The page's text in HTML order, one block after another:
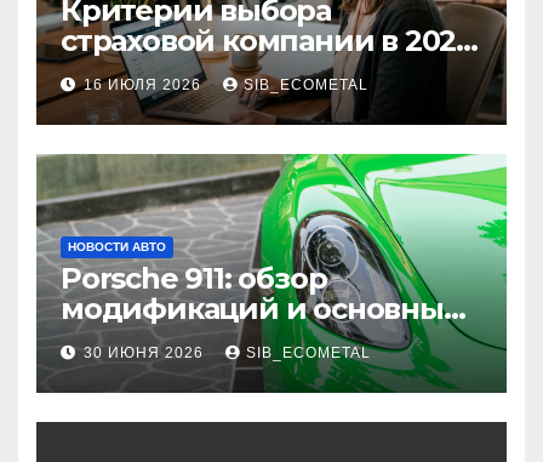
Критерии выбора
страховой компании в 2026
году: надежность и
реальные отзывы о
выплатах
16 ИЮЛЯ 2026 SIB_ECOMETAL
НОВОСТИ АВТО
Porsche 911: обзор
модификаций и основные
характеристики
30 ИЮНЯ 2026 SIB_ECOMETAL